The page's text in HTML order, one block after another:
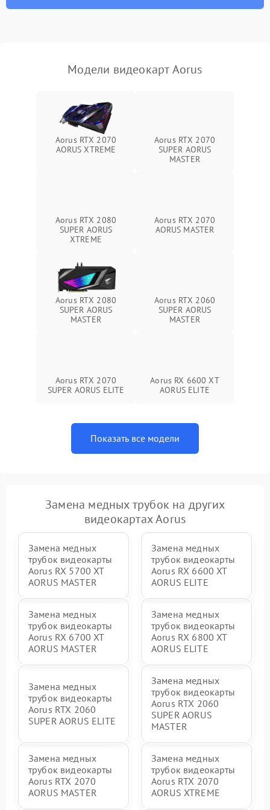
Модели видеокарт Aorus
Aorus RTX 2070
AORUS XTREME
Aorus RTX 2070
SUPER AORUS
MASTER
Aorus RTX 2080
SUPER AORUS
XTREME
Aorus RTX 2070
AORUS MASTER
Aorus RTX 2080
SUPER AORUS
MASTER
Aorus RTX 2060
SUPER AORUS
MASTER
Aorus RTX 2070
SUPER AORUS ELITE
Aorus RX 6600 XT
AORUS ELITE
Показать все модели
Замена медных трубок на других
видеокартах Aorus
Замена медных
трубок видеокарты
Aorus RX 5700 XT
AORUS MASTER
Замена медных
трубок видеокарты
Aorus RX 6600 XT
AORUS ELITE
Замена медных
трубок видеокарты
Aorus RX 6700 XT
AORUS MASTER
Замена медных
трубок видеокарты
Aorus RX 6800 XT
AORUS ELITE
Замена медных
трубок видеокарты
Aorus RTX 2060
SUPER AORUS ELITE
Замена медных
трубок видеокарты
Aorus RTX 2060
SUPER AORUS
MASTER
Замена медных
трубок видеокарты
Aorus RTX 2070
AORUS MASTER
Замена медных
трубок видеокарты
Aorus RTX 2070
AORUS XTREME